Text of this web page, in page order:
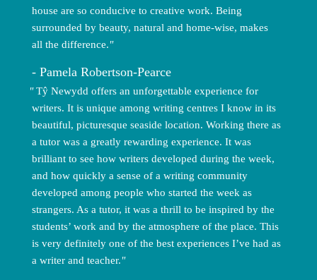
house are so conducive to creative work. Being
surrounded by beauty, natural and home-wise, makes
all the difference.
Pamela Robertson-Pearce
Tŷ Newydd offers an unforgettable experience for
writers. It is unique among writing centres I know in its
beautiful, picturesque seaside location. Working there as
a tutor was a greatly rewarding experience. It was
brilliant to see how writers developed during the week,
and how quickly a sense of a writing community
developed among people who started the week as
strangers. As a tutor, it was a thrill to be inspired by the
students’ work and by the atmosphere of the place. This
is very definitely one of the best experiences I’ve had as
a writer and teacher.